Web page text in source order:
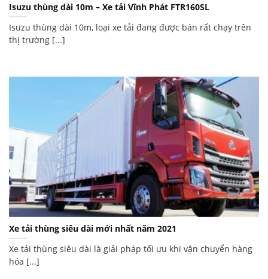
Isuzu thùng dài 10m – Xe tải Vĩnh Phát FTR160SL
Isuzu thùng dài 10m, loại xe tải đang được bán rất chạy trên
thị trường [...]
Xe tải thùng siêu dài mới nhất năm 2021
Xe tải thùng siêu dài là giải pháp tối ưu khi vận chuyển hàng
hóa [...]